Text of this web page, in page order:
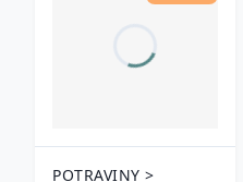
POTRAVINY >